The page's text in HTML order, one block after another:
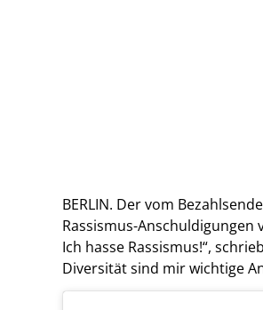
BERLIN. Der vom
Rassismus-
Ich hasse Rassismus!“,
Diversität sind mir wichtige